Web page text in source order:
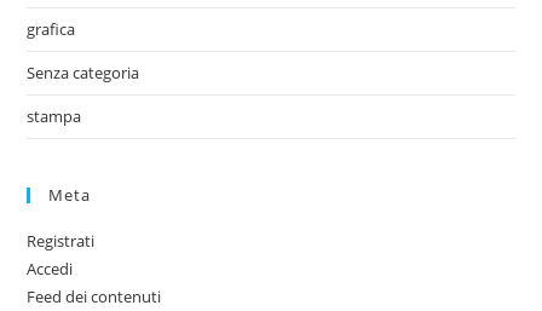
grafica
Senza categoria
stampa
Meta
Registrati
Accedi
Feed dei contenuti